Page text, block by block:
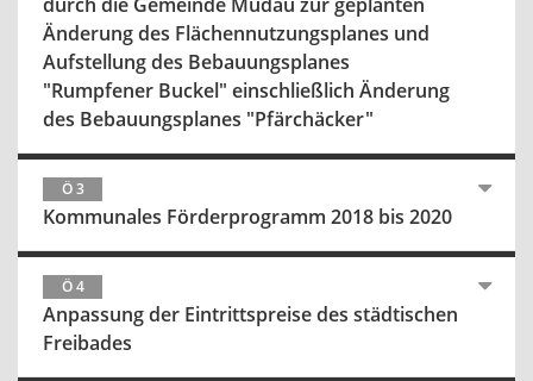
Änderung des Flächennutzungsplanes und
Aufstellung des Bebauungsplanes
"Rumpfener Buckel" einschließlich Änderung
des Bebauungsplanes "Pfärchäcker"
Ö 3
Kommunales Förderprogramm 2018 bis 2020
Ö 4
Anpassung der Eintrittspreise des städtischen
Freibades